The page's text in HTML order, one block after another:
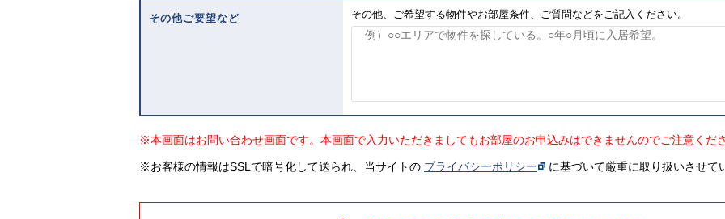
その他ご要望など その他、ご希望する物件やお部屋条件、ご質問などをご記入ください。
※本画面はお問い合わせ画面です。本画面で入力いただきましてもお部屋のお申込みはできませんのでご注意くださ
※お客様の情報はSSLで暗号化して送られ、当サイトの プライバシーポリシー に基づいて厳重に取り扱いさせて